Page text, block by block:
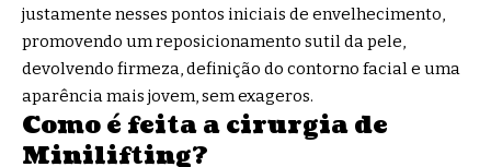
justamente nesses pontos iniciais de envelhecimento,
promovendo um reposicionamento sutil da pele,
devolvendo firmeza, definição do contorno facial e uma
aparência mais jovem, sem exageros.
Como é feita a cirurgia de
Minilifting?